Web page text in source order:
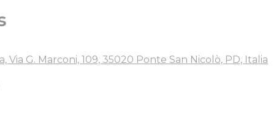
Via G. Marconi, 109, 35020 Ponte San Nicolò, PD, Italia